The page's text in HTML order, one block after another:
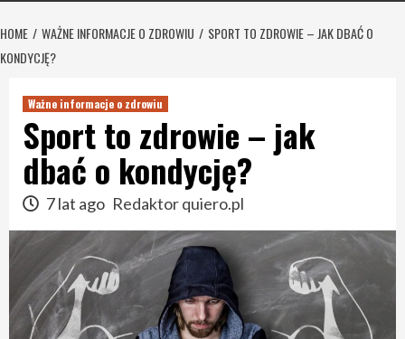
HOME WAŻNE INFORMACJE O ZDROWIU
SPORT TO ZDROWIE – JAK DBAĆ O
KONDYCJĘ?
Ważne informacje o zdrowiu
Sport to zdrowie – jak
dbać o kondycję?
7 lat ago Redaktor quiero.pl